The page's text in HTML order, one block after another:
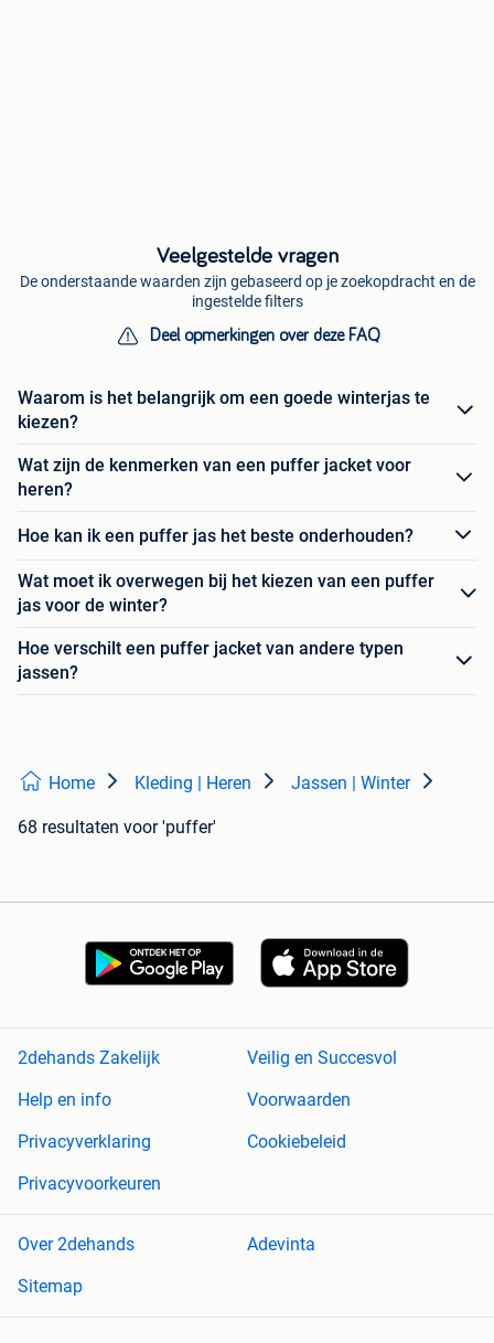
Veelgestelde vragen
De onderstaande waarden zijn gebaseerd op je zoekopdracht en de
ingestelde filters
Deel opmerkingen over deze FAQ
Waarom is het belangrijk om een goede winterjas te
kiezen?
Wat zijn de kenmerken van een puffer jacket voor
heren?
Hoe kan ik een puffer jas het beste onderhouden?
Wat moet ik overwegen bij het kiezen van een puffer
jas voor de winter?
Hoe verschilt een puffer jacket van andere typen
jassen?
Home Kleding | Heren Jassen | Winter
68 resultaten voor 'puffer'
2dehands Zakelijk
Veilig en Succesvol
Help en info
Voorwaarden
Privacyverklaring
Cookiebeleid
Privacyvoorkeuren
Over 2dehands
Adevinta
Sitemap